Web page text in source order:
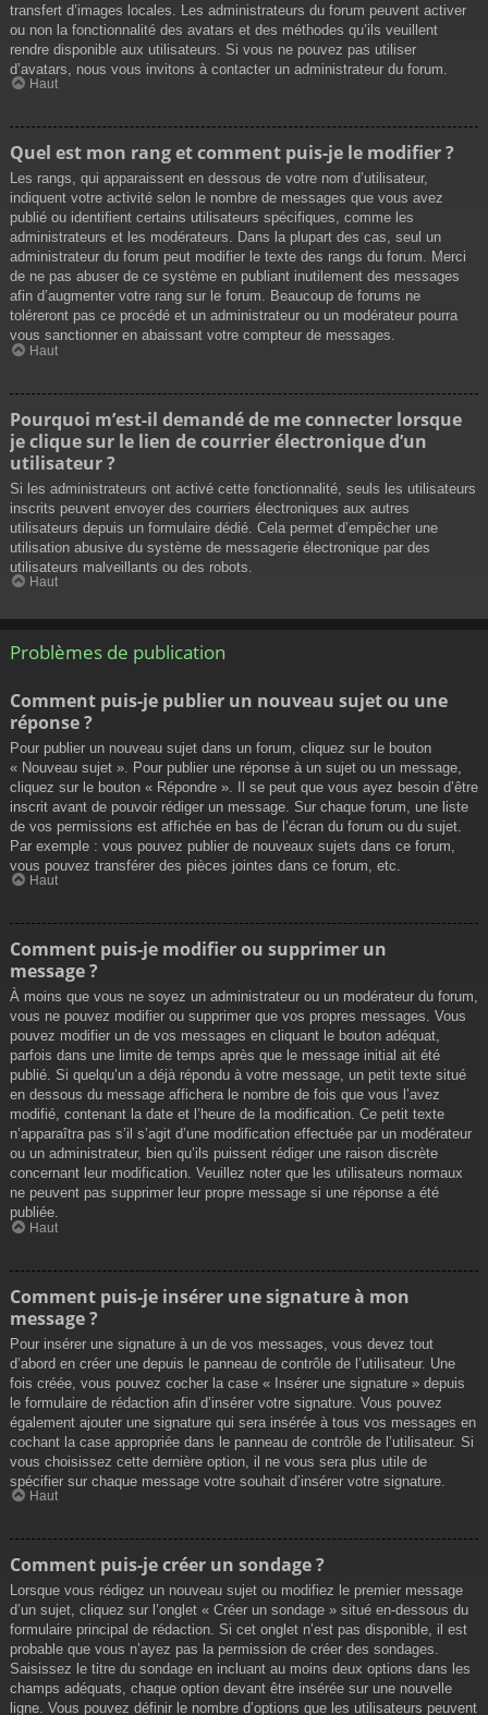
transfert d’images locales. Les administrateurs du forum peuvent activer
ou non la fonctionnalité des avatars et des méthodes qu’ils veuillent
rendre disponible aux utilisateurs. Si vous ne pouvez pas utiliser
d’avatars, nous vous invitons à contacter un administrateur du forum.
Haut
Quel est mon rang et comment puis-je le modifier ?
Les rangs, qui apparaissent en dessous de votre nom d’utilisateur,
indiquent votre activité selon le nombre de messages que vous avez
publié ou identifient certains utilisateurs spécifiques, comme les
administrateurs et les modérateurs. Dans la plupart des cas, seul un
administrateur du forum peut modifier le texte des rangs du forum. Merci
de ne pas abuser de ce système en publiant inutilement des messages
afin d’augmenter votre rang sur le forum. Beaucoup de forums ne
toléreront pas ce procédé et un administrateur ou un modérateur pourra
vous sanctionner en abaissant votre compteur de messages.
Haut
Pourquoi m’est-il demandé de me connecter lorsque
je clique sur le lien de courrier électronique d’un
utilisateur ?
Si les administrateurs ont activé cette fonctionnalité, seuls les utilisateurs
inscrits peuvent envoyer des courriers électroniques aux autres
utilisateurs depuis un formulaire dédié. Cela permet d’empêcher une
utilisation abusive du système de messagerie électronique par des
utilisateurs malveillants ou des robots.
Haut
Problèmes de publication
Comment puis-je publier un nouveau sujet ou une
réponse ?
Pour publier un nouveau sujet dans un forum, cliquez sur le bouton
« Nouveau sujet ». Pour publier une réponse à un sujet ou un message,
cliquez sur le bouton « Répondre ». Il se peut que vous ayez besoin d’être
inscrit avant de pouvoir rédiger un message. Sur chaque forum, une liste
de vos permissions est affichée en bas de l’écran du forum ou du sujet.
Par exemple : vous pouvez publier de nouveaux sujets dans ce forum,
vous pouvez transférer des pièces jointes dans ce forum, etc.
Haut
Comment puis-je modifier ou supprimer un
message ?
À moins que vous ne soyez un administrateur ou un modérateur du forum,
vous ne pouvez modifier ou supprimer que vos propres messages. Vous
pouvez modifier un de vos messages en cliquant le bouton adéquat,
parfois dans une limite de temps après que le message initial ait été
publié. Si quelqu’un a déjà répondu à votre message, un petit texte situé
en dessous du message affichera le nombre de fois que vous l’avez
modifié, contenant la date et l’heure de la modification. Ce petit texte
n’apparaîtra pas s’il s’agit d’une modification effectuée par un modérateur
ou un administrateur, bien qu’ils puissent rédiger une raison discrète
concernant leur modification. Veuillez noter que les utilisateurs normaux
ne peuvent pas supprimer leur propre message si une réponse a été
publiée.
Haut
Comment puis-je insérer une signature à mon
message ?
Pour insérer une signature à un de vos messages, vous devez tout
d’abord en créer une depuis le panneau de contrôle de l’utilisateur. Une
fois créée, vous pouvez cocher la case « Insérer une signature » depuis
le formulaire de rédaction afin d’insérer votre signature. Vous pouvez
également ajouter une signature qui sera insérée à tous vos messages en
cochant la case appropriée dans le panneau de contrôle de l’utilisateur. Si
vous choisissez cette dernière option, il ne vous sera plus utile de
spécifier sur chaque message votre souhait d’insérer votre signature.
Haut
Comment puis-je créer un sondage ?
Lorsque vous rédigez un nouveau sujet ou modifiez le premier message
d’un sujet, cliquez sur l’onglet « Créer un sondage » situé en-dessous du
formulaire principal de rédaction. Si cet onglet n’est pas disponible, il est
probable que vous n’ayez pas la permission de créer des sondages.
Saisissez le titre du sondage en incluant au moins deux options dans les
champs adéquats, chaque option devant être insérée sur une nouvelle
ligne. Vous pouvez définir le nombre d’options que les utilisateurs peuvent